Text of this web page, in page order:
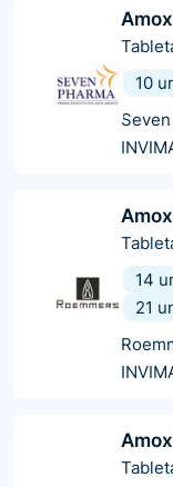
10
14
21